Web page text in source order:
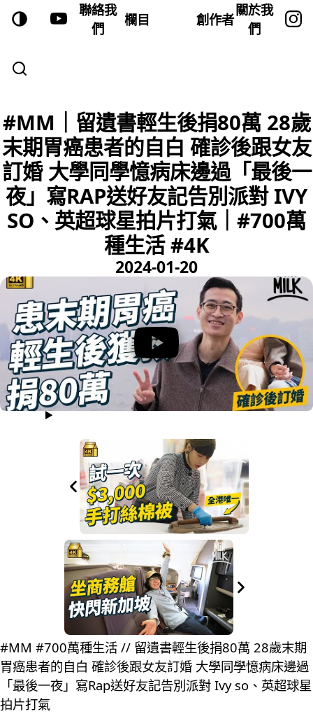
聯絡我
們
欄目 創作者
關於我
們
#MM｜留遺書輕生後捐80萬 28歲
末期胃癌患者的自白 確診後跟女友
訂婚 大學同學憶病床邊過「最後一
夜」寫RAP送好友記告別派對 IVY
SO、英超球星拍片打氣｜#700萬
種生活 #4K
2024-01-20
#MM #700萬種生活 // 留遺書輕生後捐80萬 28歲末期
胃癌患者的自白 確診後跟女友訂婚 大學同學憶病床邊過
「最後一夜」寫Rap送好友記告別派對 Ivy so、英超球星
拍片打氣